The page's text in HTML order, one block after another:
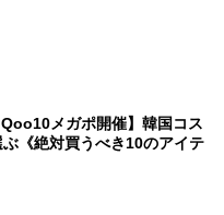
Qoo10メガポ開催】韓国コス
ぶ《絶対買うべき10のアイテ